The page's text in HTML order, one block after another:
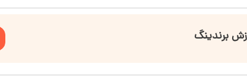
برندینگ